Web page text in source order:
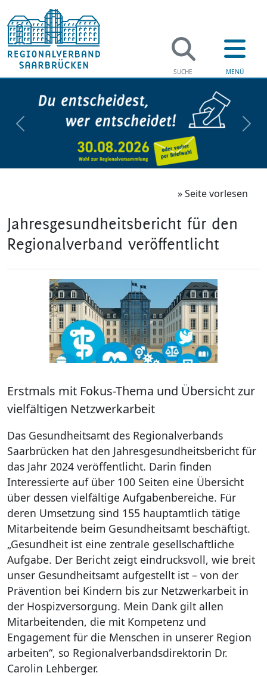
zurück
» Seite vorlesen
Jahresgesundheitsbericht für den
Regionalverband veröffentlicht
Erstmals mit Fokus-Thema und Übersicht zur
vielfältigen Netzwerkarbeit
Das Gesundheitsamt des Regionalverbands
Saarbrücken hat den Jahresgesundheitsbericht für
das Jahr 2024 veröffentlicht. Darin finden
Interessierte auf über 100 Seiten eine Übersicht
über dessen vielfältige Aufgabenbereiche. Für
deren Umsetzung sind 155 hauptamtlich tätige
Mitarbeitende beim Gesundheitsamt beschäftigt.
„Gesundheit ist eine zentrale gesellschaftliche
Aufgabe. Der Bericht zeigt eindrucksvoll, wie breit
unser Gesundheitsamt aufgestellt ist – von der
Prävention bei Kindern bis zur Netzwerkarbeit in
der Hospizversorgung. Mein Dank gilt allen
Mitarbeitenden, die mit Kompetenz und
Engagement für die Menschen in unserer Region
arbeiten“, so Regionalverbandsdirektorin Dr.
Carolin Lehberger.